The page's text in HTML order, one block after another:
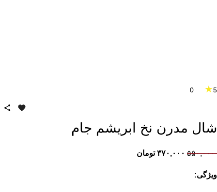
5
★
شال مدرن نخ ابریشم جام
۵۵۰,۰۰۰ ۳۷۰,۰۰۰ تومان
ویژگی: